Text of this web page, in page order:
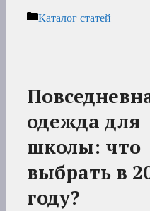
Рубрики
Каталог статей
одежда для
школы: что
выбрать в
году?